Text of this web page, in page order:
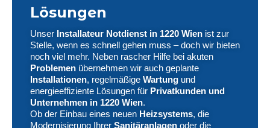
Lösungen
Unser Installateur Notdienst in 1220 Wien ist zur
Stelle, wenn es schnell gehen muss – doch wir bieten
noch viel mehr. Neben rascher Hilfe bei akuten
Problemen übernehmen wir auch geplante
Installationen, regelmäßige Wartung und
energieeffiziente Lösungen für Privatkunden und
Unternehmen in 1220 Wien.
Ob der Einbau eines neuen Heizsystems, die
Modernisierung Ihrer Sanitäranlagen oder die